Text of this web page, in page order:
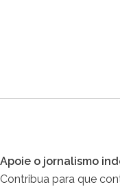
Apoie o jornalismo
Contribua para que